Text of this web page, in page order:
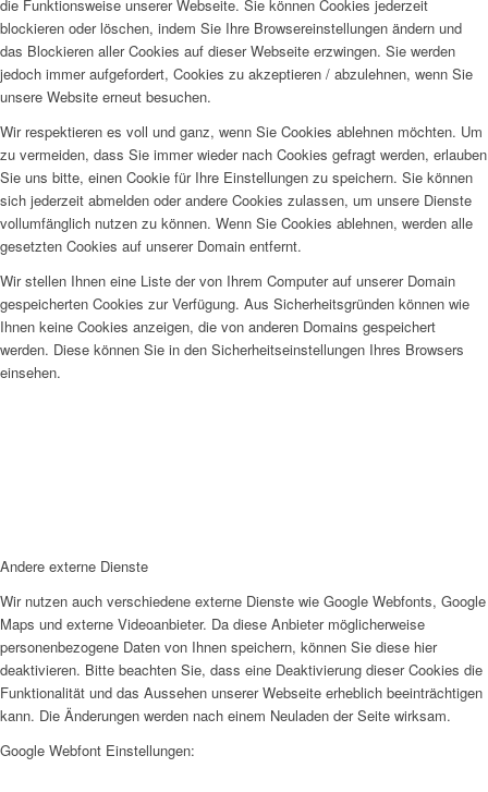
die Funktionsweise unserer Webseite. Sie können Cookies jederzeit
blockieren oder löschen, indem Sie Ihre Browsereinstellungen ändern und
das Blockieren aller Cookies auf dieser Webseite erzwingen. Sie werden
jedoch immer aufgefordert, Cookies zu akzeptieren / abzulehnen, wenn Sie
unsere Website erneut besuchen.
Wir respektieren es voll und ganz, wenn Sie Cookies ablehnen möchten. Um
zu vermeiden, dass Sie immer wieder nach Cookies gefragt werden, erlauben
Sie uns bitte, einen Cookie für Ihre Einstellungen zu speichern. Sie können
sich jederzeit abmelden oder andere Cookies zulassen, um unsere Dienste
vollumfänglich nutzen zu können. Wenn Sie Cookies ablehnen, werden alle
gesetzten Cookies auf unserer Domain entfernt.
Wir stellen Ihnen eine Liste der von Ihrem Computer auf unserer Domain
gespeicherten Cookies zur Verfügung. Aus Sicherheitsgründen können wie
Ihnen keine Cookies anzeigen, die von anderen Domains gespeichert
werden. Diese können Sie in den Sicherheitseinstellungen Ihres Browsers
einsehen.
Andere externe Dienste
Wir nutzen auch verschiedene externe Dienste wie Google Webfonts, Google
Maps und externe Videoanbieter. Da diese Anbieter möglicherweise
personenbezogene Daten von Ihnen speichern, können Sie diese hier
deaktivieren. Bitte beachten Sie, dass eine Deaktivierung dieser Cookies die
Funktionalität und das Aussehen unserer Webseite erheblich beeinträchtigen
kann. Die Änderungen werden nach einem Neuladen der Seite wirksam.
Google Webfont Einstellungen: